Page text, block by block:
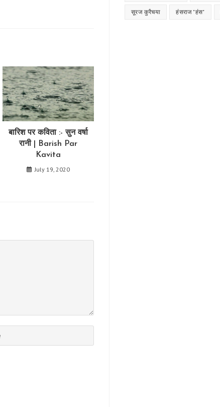
बारिश पर कविता :- सुन वर्षा
रानी | Barish Par
Kavita
July 19, 2020
सूरज कुरैचया हंसराज "हंस"